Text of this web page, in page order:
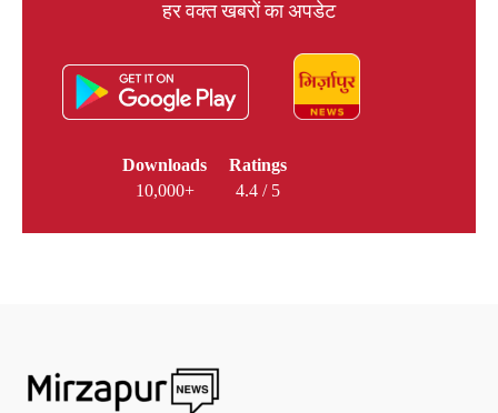
हर वक्त खबरों का अपडेट
Downloads
10,000+
Ratings
4.4 / 5